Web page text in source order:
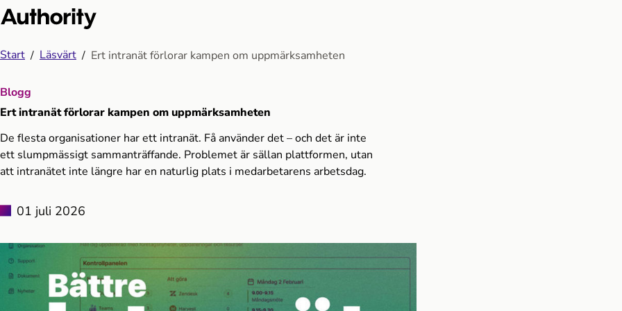
Start Läsvärt Ert intranät förlorar kampen om uppmärksamheten
Blogg
Ert intranät förlorar kampen om uppmärksamheten
De flesta organisationer har ett intranät. Få använder det – och det är inte
ett slumpmässigt sammanträffande. Problemet är sällan plattformen, utan
att intranätet inte längre har en naturlig plats i medarbetarens arbetsdag.
01 juli 2026